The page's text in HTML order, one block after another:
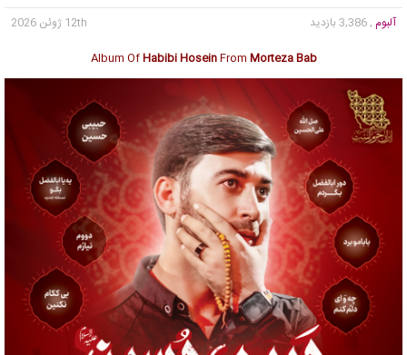
آلبوم , 3,386 بازدید
12th ژوئن 2026
Album OfHabibi HoseinFrom Morteza Bab